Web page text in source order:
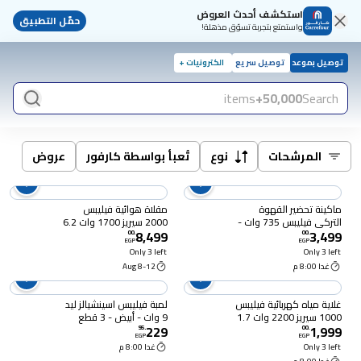
استكشف أحدث العروض
واستمتع بتجربة تسوّق مذهلة! حمّل التطبيق
توصيل بموعد توصيل سريع الكترونيات +
Search
50,000+
items
المرشحات نوع تُعبأ بواسطة كارفور عروض
ماكينة تحضير القهوة
التركي فيليبس 735 وات -
أسود - HDA150/60
3,499
.
00
EGP
Only 3 left
غدا 8:00 م
مقلاة هوائية فيليبس
2000 سيريز 1700 وات 6.2
لتر - اسود - NA230/00
8,499
.
00
EGP
Only 3 left
8-12 Aug
غلاية مياه كهربائية فيليبس
1000 سيريز 2200 وات 1.7
لتر - رمادي - HD9314/91
1,999
.
00
EGP
Only 3 left
لمبة فيليبس اسينشيالز ليد
9 وات - أبيض - 3 قطع
229
.
95
EGP
غدا 8:00 م